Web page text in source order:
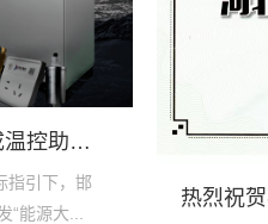
大数据+人工智能！经开区精成温控助力能源智慧管理
指引下，邯
能源大...